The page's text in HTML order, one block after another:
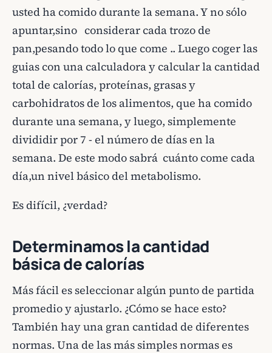
usted ha comido durante la semana. Y no sólo
apuntar,sino considerar cada trozo de
pan,pesando todo lo que come .. Luego coger las
guias con una calculadora y calcular la cantidad
total de calorías, proteínas, grasas y
carbohidratos de los alimentos, que ha comido
durante una semana, y luego, simplemente
divididir por 7 - el número de días en la
semana. De este modo sabrá cuánto come cada
día,un nivel básico del metabolismo.
Es difícil, ¿verdad?
Determinamos la cantidad
básica de calorías
Más fácil es seleccionar algún punto de partida
promedio y ajustarlo. ¿Cómo se hace esto?
También hay una gran cantidad de diferentes
normas. Una de las más simples normas es